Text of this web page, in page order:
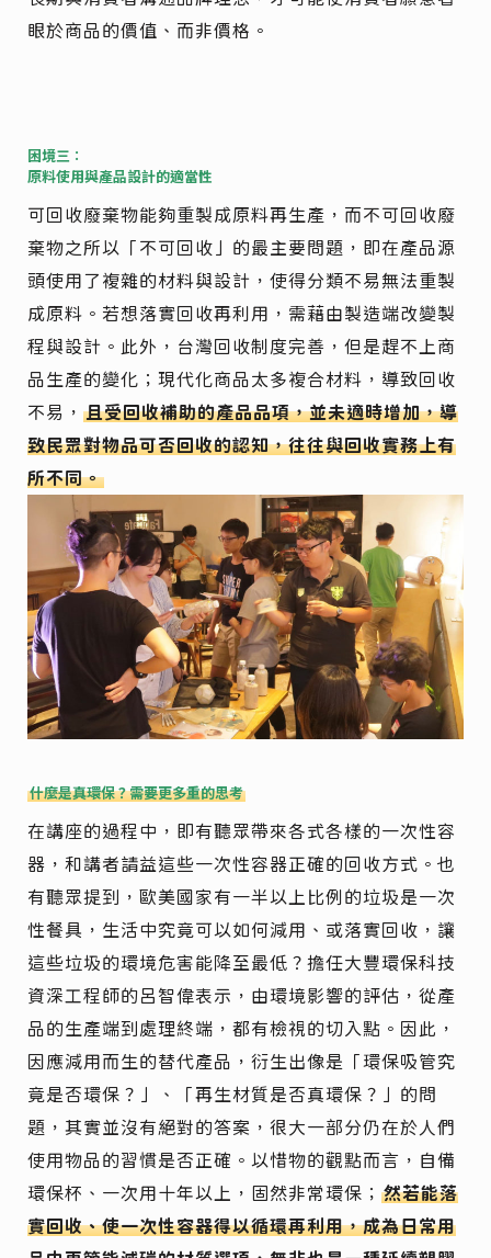
眼於商品的價值、而非價格。
困境三：
原料使用與產品設計的適當性
可回收廢棄物能夠重製成原料再生產，而不可回收廢
棄物之所以「不可回收」的最主要問題，即在產品源
頭使用了複雜的材料與設計，使得分類不易無法重製
成原料。若想落實回收再利用，需藉由製造端改變製
程與設計。此外，台灣回收制度完善，但是趕不上商
品生產的變化；現代化商品太多複合材料，導致回收
不易，且受回收補助的產品品項，並未適時增加，導
致民眾對物品可否回收的認知，往往與回收實務上有
所不同。
什麼是真環保？需要更多重的思考
在講座的過程中，即有聽眾帶來各式各樣的一次性容
器，和講者請益這些一次性容器正確的回收方式。也
有聽眾提到，歐美國家有一半以上比例的垃圾是一次
性餐具，生活中究竟可以如何減用、或落實回收，讓
這些垃圾的環境危害能降至最低？擔任大豐環保科技
資深工程師的呂智偉表示，由環境影響的評估，從產
品的生產端到處理終端，都有檢視的切入點。因此，
因應減用而生的替代產品，衍生出像是「環保吸管究
竟是否環保？」、「再生材質是否真環保？」的問
題，其實並沒有絕對的答案，很大一部分仍在於人們
使用物品的習慣是否正確。以惜物的觀點而言，自備
環保杯、一次用十年以上，固然非常環保；然若能落
實回收、使一次性容器得以循環再利用，成為日常用